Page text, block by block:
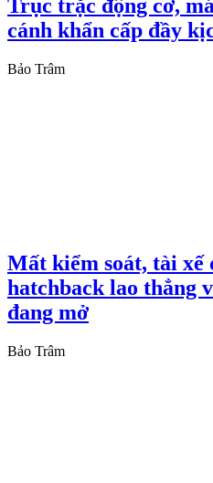
Trục trặc động cơ,
cánh khẩn cấp đầy
Bảo Trâm
Mất kiểm soát, tài xế
hatchback lao thẳng
đang mở
Bảo Trâm